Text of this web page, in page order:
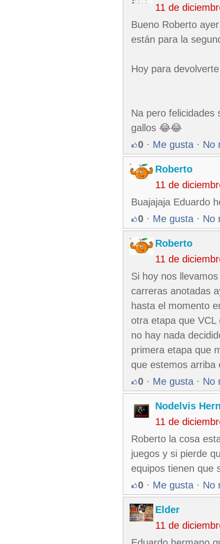
11 de
Bueno Roberto
están para la
Hoy para
Na pero felicidades
gallos 😂😂
0 · Me gusta · No
Roberto
11 de
Buajajaja Eduardo
0 · Me gusta · No
Roberto
11 de
Si hoy nos
carreras anotadas
hasta el momento
otra etapa que
no hay nada
primera etapa que
que estemos arriba
0 · Me gusta · No
Nodelvis
11 de
Roberto la cosa
juegos y si pierde
equipos tienen que
0 · Me gusta · No
Elder
11 de